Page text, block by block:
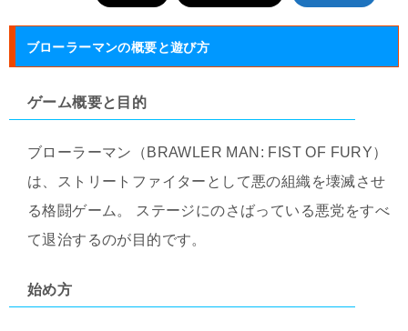
ブローラーマンの概要と遊び方
ゲーム概要と目的
ブローラーマン（BRAWLER MAN: FIST OF FURY）
は、ストリートファイターとして悪の組織を壊滅させ
る格闘ゲーム。 ステージにのさばっている悪党をすべ
て退治するのが目的です。
始め方